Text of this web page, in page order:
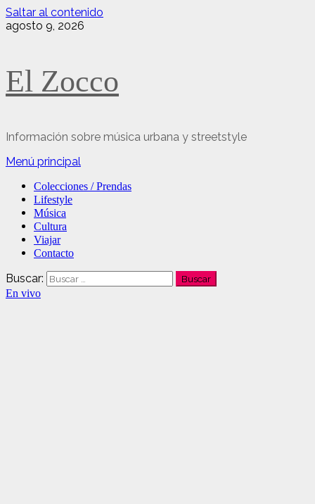
Saltar al contenido
agosto 9, 2026
El Zocco
Información sobre música urbana y streetstyle
Menú principal
Colecciones / Prendas
Lifestyle
Música
Cultura
Viajar
Contacto
Buscar:
En vivo